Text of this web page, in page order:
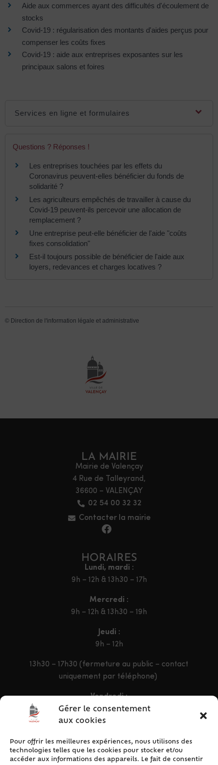
Gérer le consentement
aux cookies
Pour offrir les meilleures expériences, nous utilisons des
technologies telles que les cookies pour stocker et/ou
accéder aux informations des appareils. Le fait de consentir
Aide aux commerces ayant des difficultés d'écoulement de
stocks
Covid-19 : régularisation des montants d'aides perçus pour
compenser les coûts fixes
Covid-19 : aide aux entreprises exposantes sur les
principaux salons et foires
Services en ligne et formulaires
Questions ? Réponses !
Les entreprises touchées par les effets du
Coronavirus peuvent-elles bénéficier du fonds de
solidarité ?
Les agriculteurs empêchés de travailler à cause du
Covid-19 peuvent-ils percevoir une allocation de
remplacement ?
Une entreprise peut-elle bénéficier de l'aide "coûts
fixes consolidation"
Est-il toujours possible de bénéficier de l'aide aux
loyers, redevances et charges locatives ?
© Direction de l'information légale et administrative
LA MAIRIE
Mairie de Valençay
4 Rue de Talleyrand,
36600 – VALENÇAY
02 54 00 32 32
Contacter la mairie
HORAIRES
Lundi, mardi :
9h – 12h & 13h30 – 17h
Mercredi :
9h – 12h & 13h30 – 19h
Jeudi :
9h – 12h
13h30 – 17h30 (fermeture au public – contact
uniquement par téléphone)
Vendredi :
9h – 12h & 13h30 – 16h30
ACCÈS RAPIDE
Accueil